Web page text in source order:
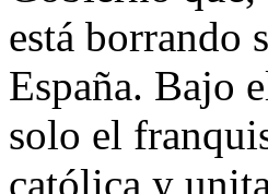
está borrando
España. Bajo
solo el
católica y